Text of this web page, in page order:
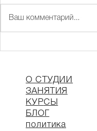
Ваш комментарий...
О СТУДИИ
ЗАНЯТИЯ
КУРСЫ
БЛОГ
политика